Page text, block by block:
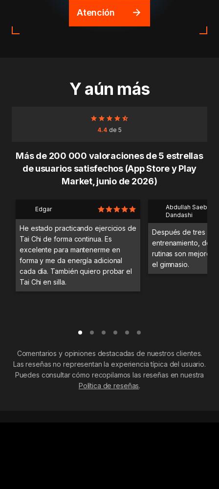
Atención
Y aún más
4.4 de 5
Más de 200 000 valoraciones de 5 estrellas
de usuarios satisfechos (App Store y Play
Market, junio de 2026)
Edgar
He estado practicando ejercicios de
Tai Chi de forma continua. Es
excelente para mantenerme en
forma y me da energía adicional
cada día. También quiero probar el
Tai Chi en silla.
Abdullah Saeb Al
Dandashi
Después de tres
entrenamiento,
rutinas son mejores
el gimnasio.
Comentarios y opiniones destacadas de nuestros clientes.
Las reseñas no representan la experiencia típica del usuario.
Puedes consultar cómo recopilamos las reseñas en nuestra
Política de reseñas.